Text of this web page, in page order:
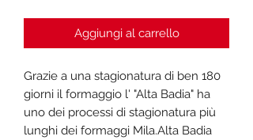
Aggiungi al carrello
Grazie a una stagionatura di ben 180
giorni il formaggio l' "Alta Badia" ha
uno dei processi di stagionatura più
lunghi dei formaggi Mila.Alta Badia